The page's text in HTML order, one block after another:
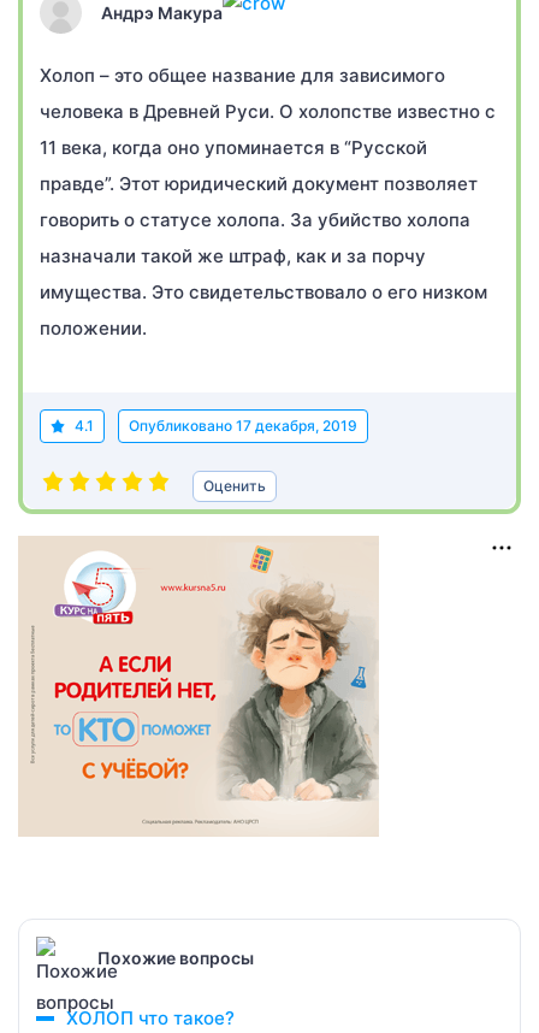
Андрэ Макура
Холоп – это общее название для зависимого
человека в Древней Руси. О холопстве известно с
11 века, когда оно упоминается в “Русской
правде”. Этот юридический документ позволяет
говорить о статусе холопа. За убийство холопа
назначали такой же штраф, как и за порчу
имущества. Это свидетельствовало о его низком
положении.
4.1 Опубликовано 17 декабря, 2019
Оценить
Похожие вопросы
ХОЛОП что такое?